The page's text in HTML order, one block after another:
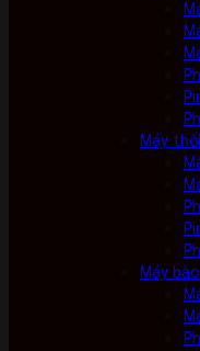
Máy
Máy bào